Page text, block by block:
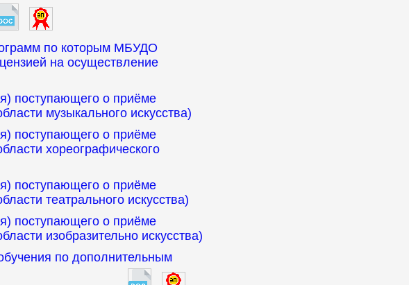
по которым МБУДО
на осуществление
поступающего о приёме
музыкального искусства)
поступающего о приёме
хореографического
поступающего о приёме
театрального искусства)
поступающего о приёме
изобразительно искусства)
по дополнительным